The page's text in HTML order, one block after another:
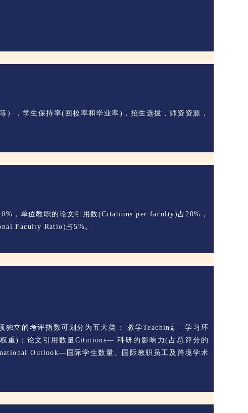
，学生保持率(回校率和毕业率)，招生选拔，师资资源，
，单位教职的论文引用数(Citations per faculty)占20%，
Faculty Ratio)占5%。
独立的考评指数可划分为五大类： 教学Teaching— 学习环
重)；论文引用数量Citations— 科研的影响力(占总评分的
Outlook—国际学生数量、国际教职员工及跨境学术